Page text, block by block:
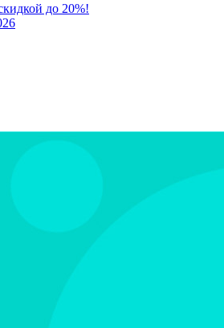
до 20%!